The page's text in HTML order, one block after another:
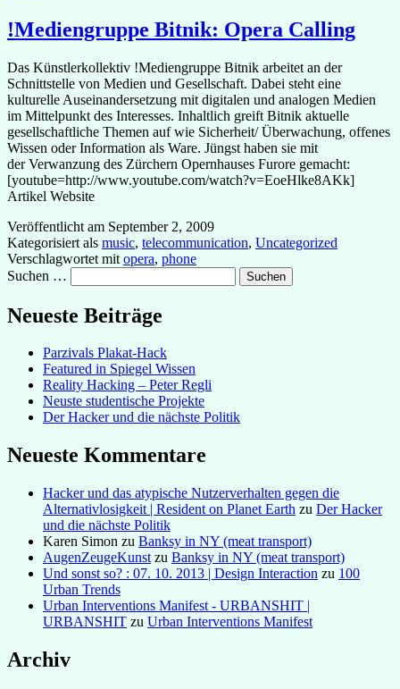
!Mediengruppe Bitnik: Opera Calling
Das Künstlerkollektiv !Mediengruppe Bitnik arbeitet an der
Schnittstelle von Medien und Gesellschaft. Dabei steht eine
kulturelle Auseinandersetzung mit digitalen und analogen Medien
im Mittelpunkt des Interesses. Inhaltlich greift Bitnik aktuelle
gesellschaftliche Themen auf wie Sicherheit/ Überwachung, offenes
Wissen oder Information als Ware. Jüngst haben sie mit
der Verwanzung des Zürchern Opernhauses Furore gemacht:
[youtube=http://www.youtube.com/watch?v=EoeHlke8AKk]
Artikel Website
Veröffentlicht am September 2, 2009
Kategorisiert als music, telecommunication, Uncategorized
Verschlagwortet mit opera, phone
Suchen …
Neueste Beiträge
Parzivals Plakat-Hack
Featured in Spiegel Wissen
Reality Hacking – Peter Regli
Neuste studentische Projekte
Der Hacker und die nächste Politik
Neueste Kommentare
Hacker und das atypische Nutzerverhalten gegen die
Alternativlosigkeit | Resident on Planet Earth zu Der Hacker
und die nächste Politik
Karen Simon zu Banksy in NY (meat transport)
AugenZeugeKunst zu Banksy in NY (meat transport)
Und sonst so? : 07. 10. 2013 | Design Interaction zu 100
Urban Trends
Urban Interventions Manifest - URBANSHIT |
URBANSHIT zu Urban Interventions Manifest
Archiv